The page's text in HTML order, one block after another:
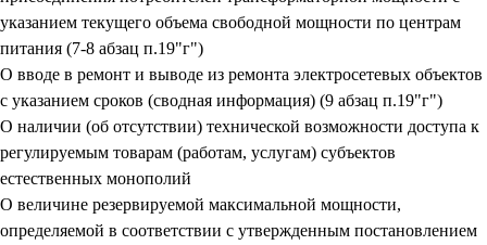
указанием текущего объема свободной мощности по центрам
питания (7-8 абзац п.19"г")
О вводе в ремонт и выводе из ремонта электросетевых объектов
с указанием сроков (сводная информация) (9 абзац п.19"г")
О наличии (об отсутствии) технической возможности доступа к
регулируемым товарам (работам, услугам) субъектов
естественных монополий
О величине резервируемой максимальной мощности,
определяемой в соответствии с утвержденным постановлением